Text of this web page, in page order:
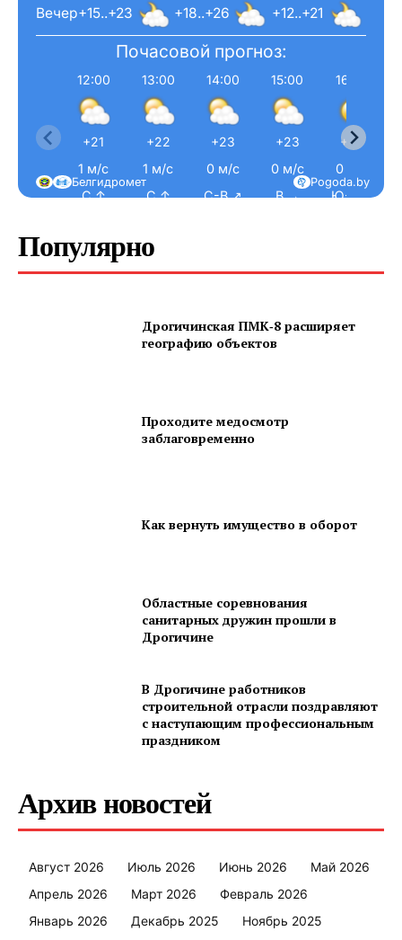
+15..+23
+18..+26
+12..+21
Вечер
Почасовой прогноз:
12:00
+21
1 м/с
С ↑
13:00
+22
1 м/с
С ↑
14:00
+23
0 м/с
С-В ↗
15:00
+23
0 м/с
В →
16:00
+24
0 м/с
Ю-В ↘
Pogoda.by
Белгидромет
Популярно
Дрогичинская ПМК‑8 расширяет
географию объектов
Проходите медосмотр
заблаговременно
Как вернуть имущество в оборот
Областные соревнования
санитарных дружин прошли в
Дрогичине
В Дрогичине работников
строительной отрасли поздравляют
с наступающим профессиональным
праздником
Архив новостей
Август 2026 Июль 2026 Июнь 2026
Май 2026
Апрель 2026
Март 2026
Февраль 2026
Январь 2026
Декабрь 2025
Ноябрь 2025